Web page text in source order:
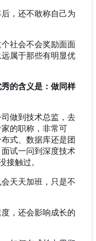
，还不敢称自己为
社会不会奖励面面
属于那些有明显优
的含义是：做同样
做到技术总监，去
的职称，非常可
式、数据库还是团
试一问到深度技术
触过。
天天加班，只是不
，还会影响成长的